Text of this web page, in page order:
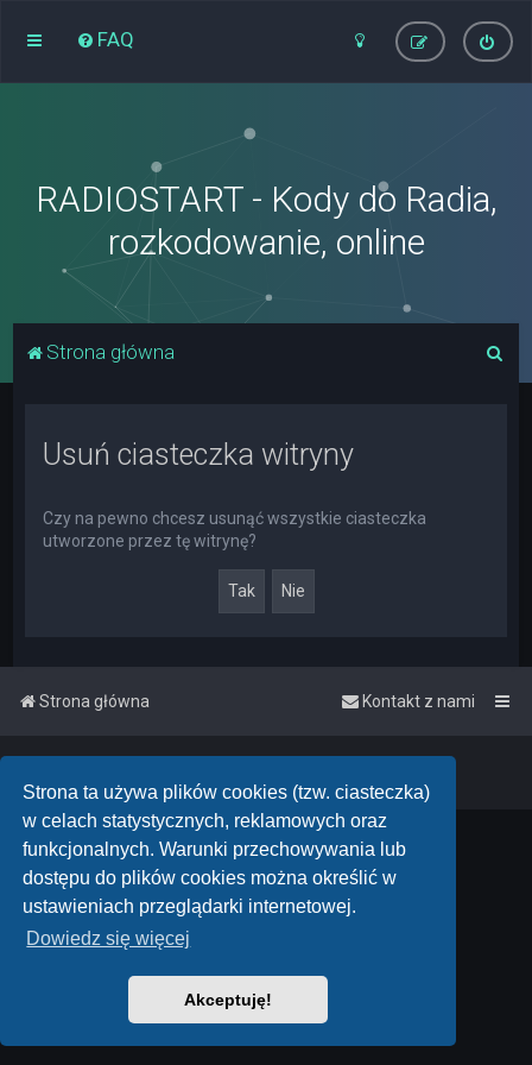
Strona ta używa plików cookies (tzw. ciasteczka)
w celach statystycznych, reklamowych oraz
funkcjonalnych. Warunki przechowywania lub
dostępu do plików cookies można określić w
ustawieniach przeglądarki internetowej.
Dowiedz się więcej
Akceptuję!
FAQ
RADIOSTART - Kody do Radia,
rozkodowanie, online
Strona główna
Usuń ciasteczka witryny
Czy na pewno chcesz usunąć wszystkie ciasteczka
utworzone przez tę witrynę?
Strona główna Kontakt z nami
Powered byphpBB™• Design byPlanetStyles
Polski pakiet językowy dostarcza phpBB.pl